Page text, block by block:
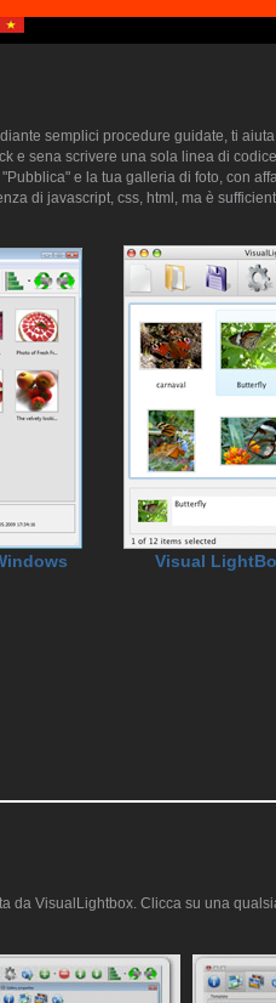
semplici procedure guidate, ti
e sena scrivere una sola linea di
e la tua galleria di foto, con
di javascript, css, html, ma è
Visual
da VisualLightbox. Clicca su una